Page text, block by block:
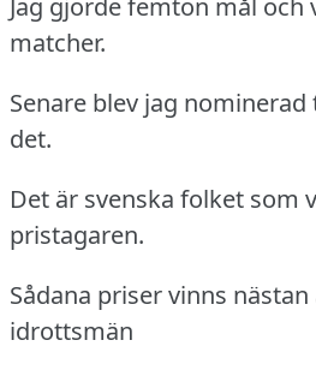
Jag gjorde femton mål
matcher.
Senare blev jag
det.
Det är svenska folket som
pristagaren.
Sådana priser vinns
idrottsmän